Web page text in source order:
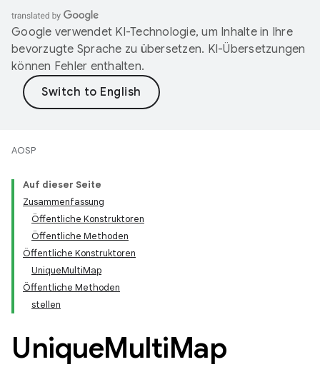
Google verwendet KI-Technologie, um Inhalte in Ihre
bevorzugte Sprache zu übersetzen. KI-Übersetzungen
können Fehler enthalten.
AOSP
Auf dieser Seite
Zusammenfassung
Öffentliche Konstruktoren
Öffentliche Methoden
Öffentliche Konstruktoren
UniqueMultiMap
Öffentliche Methoden
stellen
UniqueMultiMap